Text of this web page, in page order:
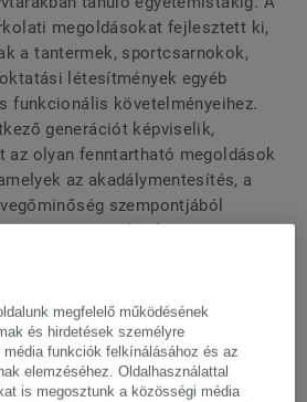
megoldásokat fejlesztett ki,
a tantermek, sportcsarnokok,
létesítmények egyéb
funkcionális követelményeihez.
generációt képviselik,
az olyan fenntartható megoldások
az akadálymentesítés, a
szempontjából
szabványoknak.
minden helyre
megfelelő működésének
és hirdetések személyre
funkciók felkínálásához és az
elemzéséhez. Oldalhasználattal
is megosztunk a közösségi média